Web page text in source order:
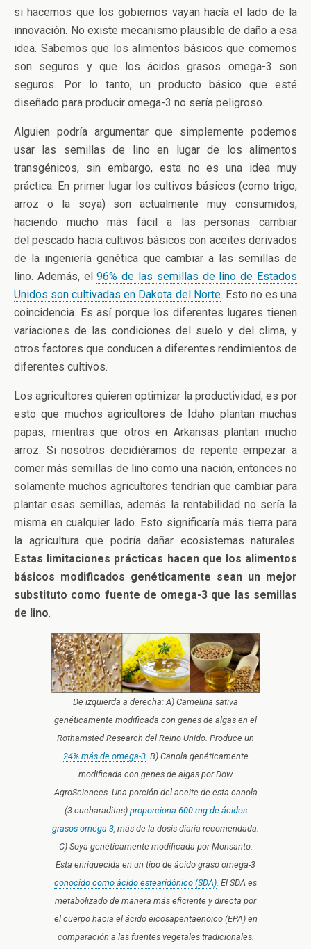
si hacemos que los gobiernos vayan hacía el lado de la
innovación. No existe mecanismo plausible de daño a esa
idea. Sabemos que los alimentos básicos que comemos
son seguros y que los ácidos grasos omega-3 son
seguros. Por lo tanto, un producto básico que esté
diseñado para producir omega-3 no sería peligroso.
Alguien podría argumentar que simplemente podemos
usar las semillas de lino en lugar de los alimentos
transgénicos, sin embargo, esta no es una idea muy
práctica. En primer lugar los cultivos básicos (como trigo,
arroz o la soya) son actualmente muy consumidos,
haciendo mucho más fácil a las personas cambiar
del pescado hacia cultivos básicos con aceites derivados
de la ingeniería genética que cambiar a las semillas de
lino. Además, el96% de las semillas de lino de Estados
Unidos son cultivadas en Dakota del Norte. Esto no es una
coincidencia. Es así porque los diferentes lugares tienen
variaciones de las condiciones del suelo y del clima, y
otros factores que conducen a diferentes rendimientos de
diferentes cultivos.
Los agricultores quieren optimizar la productividad, es por
esto que muchos agricultores de Idaho plantan muchas
papas, mientras que otros en Arkansas plantan mucho
arroz. Si nosotros decidiéramos de repente empezar a
comer más semillas de lino como una nación, entonces no
solamente muchos agricultores tendrían que cambiar para
plantar esas semillas, además la rentabilidad no sería la
misma en cualquier lado. Esto significaría más tierra para
la agricultura que podría dañar ecosistemas naturales.
Estas limitaciones prácticas hacen que los alimentos
básicos modificados genéticamente sean un mejor
substituto como fuente de omega-3 que las semillas
de lino.
De izquierda a derecha: A) Camelina sativa
genéticamente modificada con genes de algas en el
Rothamsted Research del Reino Unido. Produce un
24% más de omega-3. B) Canola genéticamente
modificada con genes de algas por Dow
AgroSciences. Una porción del aceite de esta canola
(3 cucharaditas) proporciona 600 mg de ácidos
grasos omega-3, más de la dosis diaria recomendada.
C) Soya genéticamente modificada por Monsanto.
Esta enriquecida en un tipo de ácido graso omega-3
conocido como ácido estearidónico (SDA). El SDA es
metabolizado de manera más eficiente y directa por
el cuerpo hacia el ácido eicosapentaenoico (EPA) en
comparación a las fuentes vegetales tradicionales.